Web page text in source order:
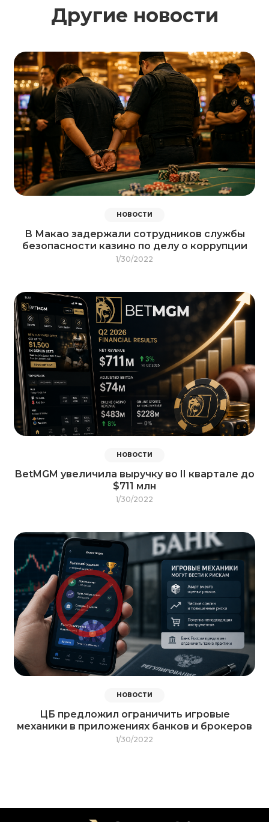
Другие новости
НОВОСТИ
В Макао задержали сотрудников службы
безопасности казино по делу о коррупции
1/30/2022
НОВОСТИ
BetMGM увеличила выручку во II квартале до
$711 млн
1/30/2022
НОВОСТИ
ЦБ предложил ограничить игровые
механики в приложениях банков и брокеров
1/30/2022